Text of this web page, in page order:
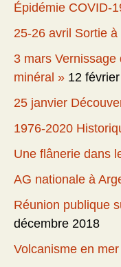
Épidémie COVID-
25-26 avril Sortie
3 mars Vernissage
minéral » 12
25 janvier
1976-2020
Une flânerie dans
AG nationale à
Réunion publique
décembre 2018
Volcanisme en